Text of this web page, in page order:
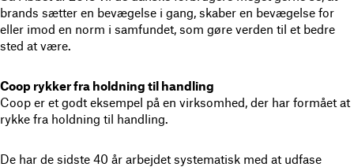
brands sætter en bevægelse i gang, skaber en bevægelse for
eller imod en norm i samfundet, som gøre verden til et bedre
sted at være.
Coop rykker fra holdning til handling
Coop er et godt eksempel på en virksomhed, der har formået at
rykke fra holdning til handling.
De har de sidste 40 år arbejdet systematisk med at udfase